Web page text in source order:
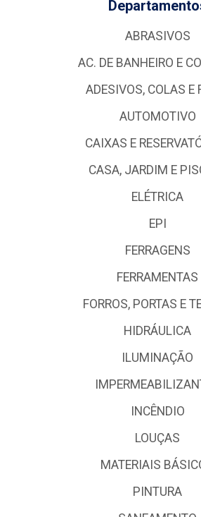
ABRASIVOS
AC. DE BANHEIRO E
ADESIVOS, COLAS E
AUTOMOTIVO
CAIXAS E
CASA, JARDIM E
ELÉTRICA
EPI
FERRAGENS
FERRAMENTAS
FORROS, PORTAS E
HIDRÁULICA
ILUMINAÇÃO
INCÊNDIO
LOUÇAS
MATERIAIS
PINTURA